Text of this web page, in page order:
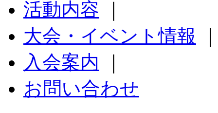
活動内容
大会・イベント情報
入会案内
お問い合わせ